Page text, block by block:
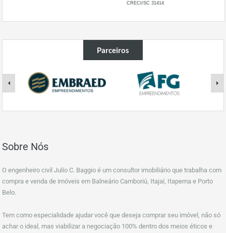
CRECI/SC 31414
Parceiros
Sobre Nós
O engenheiro civil Julio C. Baggio é um consultor imobiliário que trabalha com
compra e venda de imóveis em Balneário Camboriú, Itajaí, Itapema e Porto
Belo.
Tem como especialidade ajudar você que deseja comprar seu imóvel, não só
achar o ideal, mas viabilizar a negociação 100% dentro dos meios éticos e